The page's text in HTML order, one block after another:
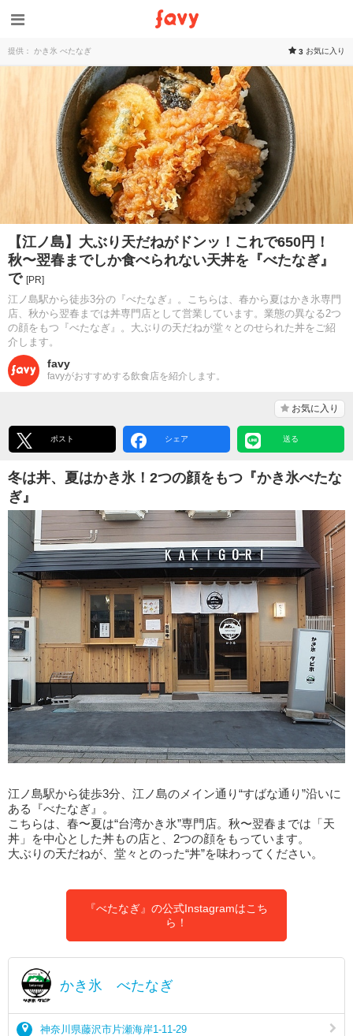
提供： かき氷 べたなぎ 3 お気に入り
【江ノ島】大ぶり天だねがドンッ！これで650円！
秋〜翌春までしか食べられない天丼を『べたなぎ』
で [PR]
江ノ島駅から徒歩3分の『べたなぎ』。こちらは、春から夏はかき氷専門
店、秋から翌春までは丼専門店として営業しています。業態の異なる2つ
の顔をもつ『べたなぎ』。大ぶりの天だねが堂々とのせられた丼をご紹
介します。
favy
favyがおすすめする飲食店を紹介します。
お気に入り
ポスト シェア 送る
冬は丼、夏はかき氷！2つの顔をもつ『かき氷べたな
ぎ』
江ノ島駅から徒歩3分、江ノ島のメイン通り“すばな通り”沿いに
ある『べたなぎ』。
こちらは、春〜夏は“台湾かき氷”専門店。秋〜翌春までは「天
丼」を中心とした丼もの店と、2つの顔をもっています。
大ぶりの天だねが、堂々とのった“丼”を味わってください。
『べたなぎ』の公式Instagramはこち
ら！
かき氷 べたなぎ
神奈川県藤沢市片瀬海岸1-11-29